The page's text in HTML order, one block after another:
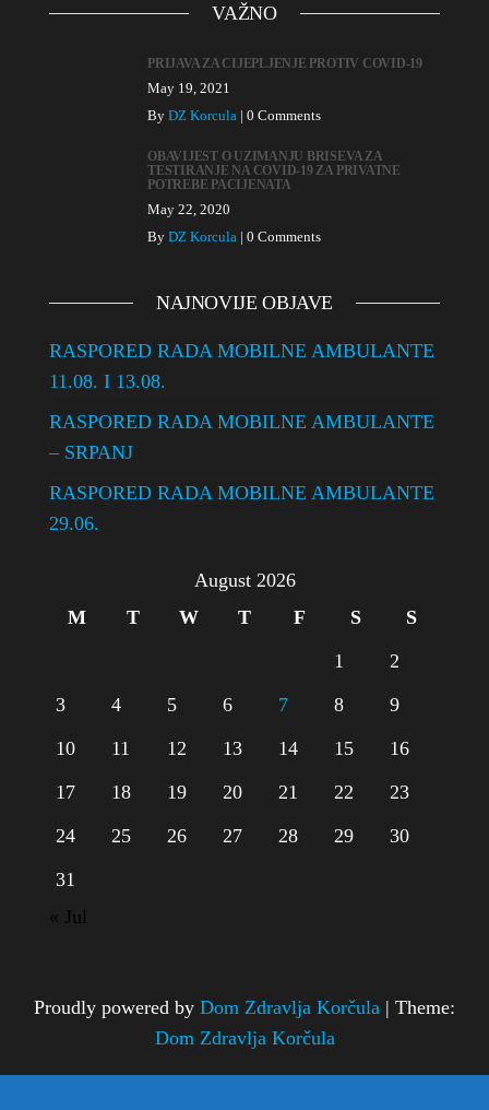
VAŽNO
PRIJAVA ZA CIJEPLJENJE PROTIV COVID-19
May 19, 2021
By DZ Korcula | 0 Comments
OBAVIJEST O UZIMANJU BRISEVA ZA
TESTIRANJE NA COVID-19 ZA PRIVATNE
POTREBE PACIJENATA
May 22, 2020
By DZ Korcula | 0 Comments
NAJNOVIJE OBJAVE
RASPORED RADA MOBILNE AMBULANTE
11.08. I 13.08.
RASPORED RADA MOBILNE AMBULANTE
– SRPANJ
RASPORED RADA MOBILNE AMBULANTE
29.06.
August 2026
M
T W T F S
S
1
2
3
4 5 6 7 8
9
10
11 12 13 14 15
16
17
18 19 20 21 22
23
24
25 26 27 28 29
30
31
« Jul
Proudly powered by Dom Zdravlja Korčula | Theme:
Dom Zdravlja Korčula